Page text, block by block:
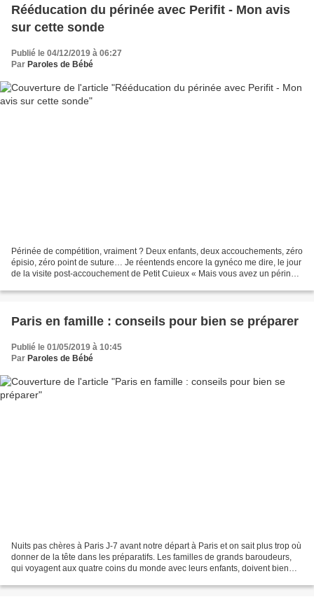
Rééducation du périnée avec Perifit - Mon avis
sur cette sonde
Publié le 04/12/2019 à 06:27
Par Paroles de Bébé
Périnée de compétition, vraiment ? Deux enfants, deux accouchements, zéro
épisio, zéro point de suture… Je réentends encore la gynéco me dire, le jour
de la visite post-accouchement de Petit Cuieux « Mais vous avez un périnée
Paris en famille : conseils pour bien se préparer
Publié le 01/05/2019 à 10:45
Par Paroles de Bébé
Nuits pas chères à Paris J-7 avant notre départ à Paris et on sait plus trop où
donner de la tête dans les préparatifs. Les familles de grands baroudeurs,
qui voyagent aux quatre coins du monde avec leurs enfants, doivent bien